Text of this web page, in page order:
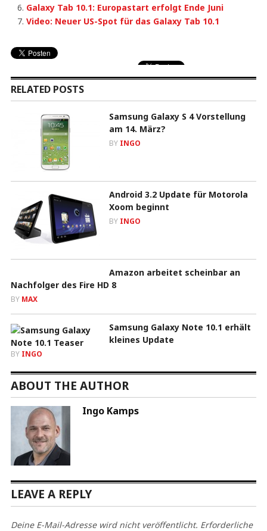
Galaxy Tab 10.1: Europastart erfolgt Ende Juni
Video: Neuer US-Spot für das Galaxy Tab 10.1
RELATED POSTS
Samsung Galaxy S 4 Vorstellung
am 14. März?
BY INGO
Android 3.2 Update für Motorola
Xoom beginnt
BY INGO
Amazon arbeitet scheinbar an
Nachfolger des Fire HD 8
BY MAX
Samsung Galaxy Note 10.1 erhält
kleines Update
BY INGO
ABOUT THE AUTHOR
Ingo Kamps
LEAVE A REPLY
Deine E-Mail-Adresse wird nicht veröffentlicht. Erforderliche